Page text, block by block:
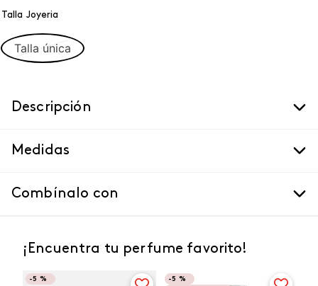
Talla Joyeria
Talla única
Descripción
Medidas
Combínalo con
¡Encuentra tu perfume favorito!
-5 % -5 %